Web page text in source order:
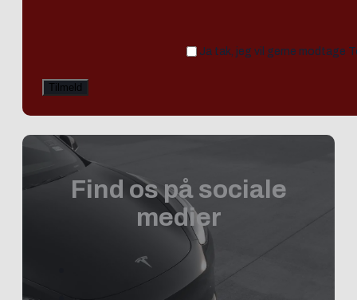
Ja tak, jeg vil gerne modtage
Find os på sociale
medier